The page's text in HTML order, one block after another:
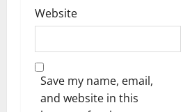
Website
Save my name, email,
and website in this